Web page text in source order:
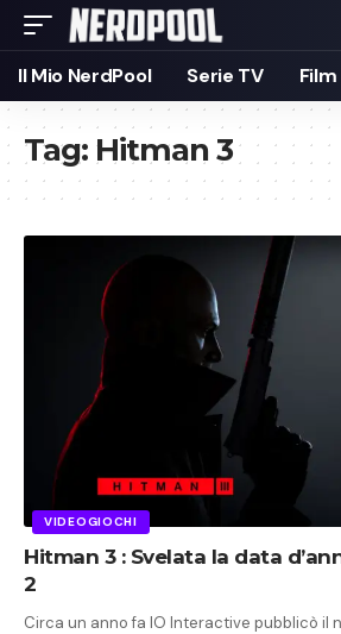
Il Mio NerdPool Serie TV Film
Tag: Hitman 3
VIDEOGIOCHI
Hitman 3 : Svelata la data
2
Circa un anno fa IO Interactive pubblicò il